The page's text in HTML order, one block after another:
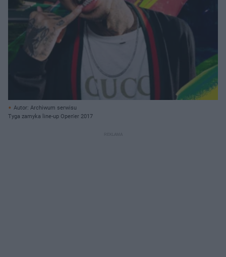
Autor: Archiwum serwisu
Tyga zamyka line-up Open'er 2017